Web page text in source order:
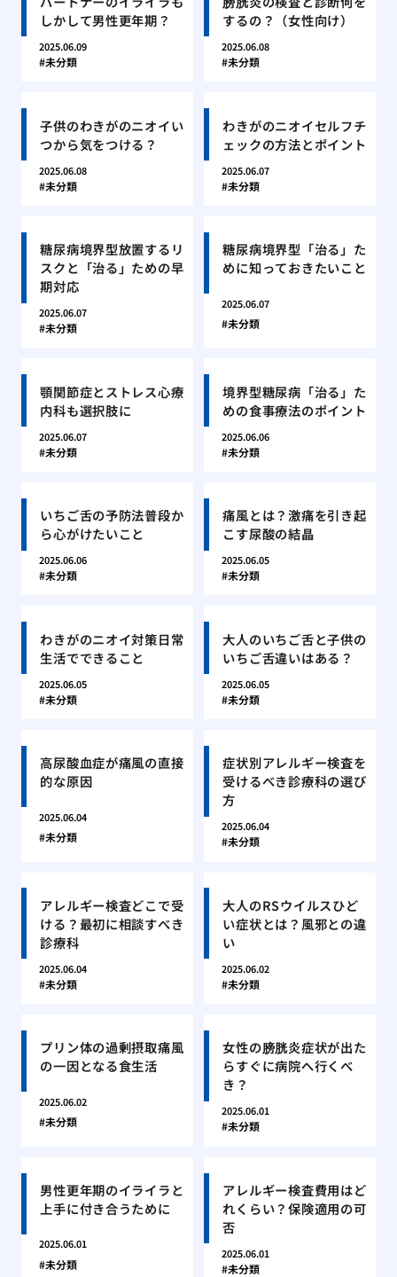
しかして男性更年期？
2025.06.09
未分類
するの？（女性向け）
2025.06.08
未分類
子供のわきがのニオイい
つから気をつける？
2025.06.08
未分類
わきがのニオイセルフチ
ェックの方法とポイント
2025.06.07
未分類
糖尿病境界型放置するリ
スクと「治る」ための早
期対応
2025.06.07
未分類
糖尿病境界型「治る」た
めに知っておきたいこと
2025.06.07
未分類
顎関節症とストレス心療
内科も選択肢に
2025.06.07
未分類
境界型糖尿病「治る」た
めの食事療法のポイント
2025.06.06
未分類
いちご舌の予防法普段か
ら心がけたいこと
2025.06.06
未分類
痛風とは？激痛を引き起
こす尿酸の結晶
2025.06.05
未分類
わきがのニオイ対策日常
生活でできること
2025.06.05
未分類
大人のいちご舌と子供の
いちご舌違いはある？
2025.06.05
未分類
高尿酸血症が痛風の直接
的な原因
2025.06.04
未分類
症状別アレルギー検査を
受けるべき診療科の選び
方
2025.06.04
未分類
アレルギー検査どこで受
ける？最初に相談すべき
診療科
2025.06.04
未分類
大人のRSウイルスひど
い症状とは？風邪との違
い
2025.06.02
未分類
プリン体の過剰摂取痛風
の一因となる食生活
2025.06.02
未分類
女性の膀胱炎症状が出た
らすぐに病院へ行くべ
き？
2025.06.01
未分類
男性更年期のイライラと
上手に付き合うために
2025.06.01
未分類
アレルギー検査費用はど
れくらい？保険適用の可
否
2025.06.01
未分類